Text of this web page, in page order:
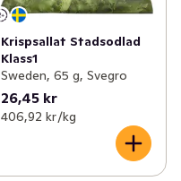
Krispsallat Stadsodlad
Klass1
Sweden, 65 g, Svegro
26,45 kr
406,92 kr /kg